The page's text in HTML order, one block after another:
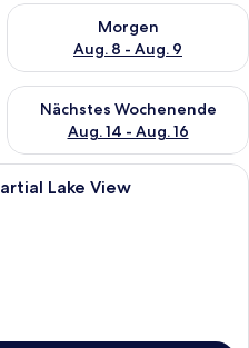
Nacht, Aug. 7 - Aug. 8.
Morgen
Aug. 8 - Aug. 9
Überprüfe die Verfügbarkeit
Wochenende, Aug. 7
Nächstes Wochenende
Aug. 14 - Aug. 16
Überprüfe die Verfügbarkeit
Minibar, Zimmersafe, Schreibtisch,
Lake View